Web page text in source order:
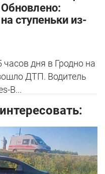
ступеньки из-
часов дня в Гродно на
ДТП. Водитель
B...